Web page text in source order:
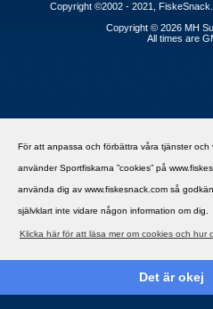
För att anpassa och förbättra våra tjänster och
använder Sportfiskarna ”cookies” på
använda dig av www.fiskesnack.com så
självklart inte vidare någon information om dig.
Klicka här för att läsa mer om cookies och hur
Det är okej
Copyright ©2002 - 2021,
Copyright © 2026 MH
All times are